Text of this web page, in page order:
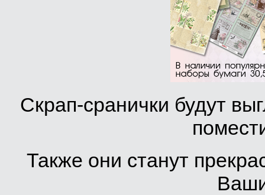
Скрап-сранички будут
Также они станут